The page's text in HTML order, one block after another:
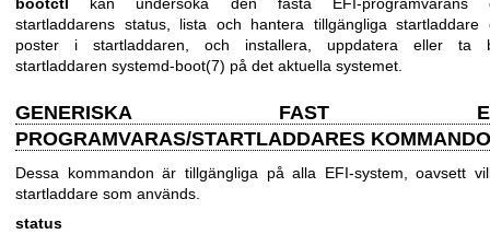
startladdarens status, lista och hantera tillgängliga startladdare
poster i startladdaren, och installera, uppdatera eller ta
startladdaren systemd-boot(7) på det aktuella systemet.
GENERISKA FAST
PROGRAMVARAS/STARTLADDARES
Dessa kommandon är tillgängliga på alla EFI-system, oavsett
startladdare som används.
status